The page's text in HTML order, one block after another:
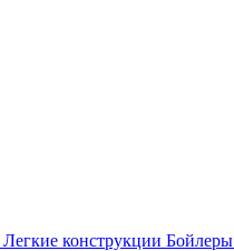
Легкие конструкции Бойлеры